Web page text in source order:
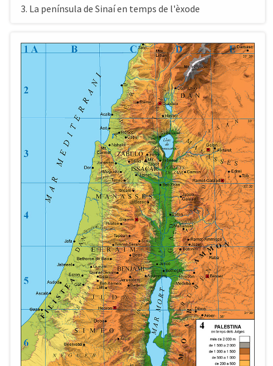
3. La península de Sinaí en temps de l'èxode